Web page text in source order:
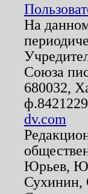
На
Союза
680032,
dv.com
Юрьев,
Сухинин,